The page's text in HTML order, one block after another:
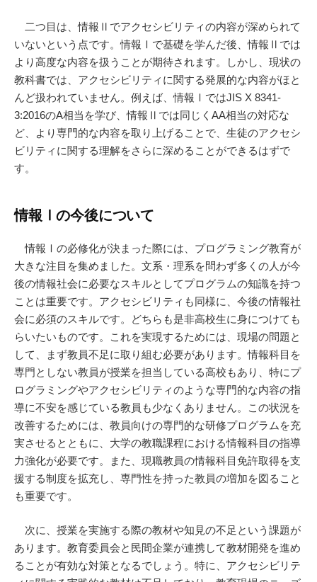
二つ目は、情報Ⅱでアクセシビリティの内容が深められて
いないという点です。情報Ⅰで基礎を学んだ後、情報Ⅱでは
より高度な内容を扱うことが期待されます。しかし、現状の
教科書では、アクセシビリティに関する発展的な内容がほと
んど扱われていません。例えば、情報ⅠではJIS X 8341-
3:2016のA相当を学び、情報Ⅱでは同じくAA相当の対応な
ど、より専門的な内容を取り上げることで、生徒のアクセシ
ビリティに関する理解をさらに深めることができるはずで
す。
情報Ⅰの今後について
情報Ⅰの必修化が決まった際には、プログラミング教育が
大きな注目を集めました。文系・理系を問わず多くの人が今
後の情報社会に必要なスキルとしてプログラムの知識を持つ
ことは重要です。アクセシビリティも同様に、今後の情報社
会に必須のスキルです。どちらも是非高校生に身につけても
らいたいものです。これを実現するためには、現場の問題と
して、まず教員不足に取り組む必要があります。情報科目を
専門としない教員が授業を担当している高校もあり、特にプ
ログラミングやアクセシビリティのような専門的な内容の指
導に不安を感じている教員も少なくありません。この状況を
改善するためには、教員向けの専門的な研修プログラムを充
実させるとともに、大学の教職課程における情報科目の指導
力強化が必要です。また、現職教員の情報科目免許取得を支
援する制度を拡充し、専門性を持った教員の増加を図ること
も重要です。
次に、授業を実施する際の教材や知見の不足という課題が
あります。教育委員会と民間企業が連携して教材開発を進め
ることが有効な対策となるでしょう。特に、アクセシビリテ